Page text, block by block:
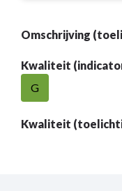
Omschrijving
Kwaliteit
G
Kwaliteit